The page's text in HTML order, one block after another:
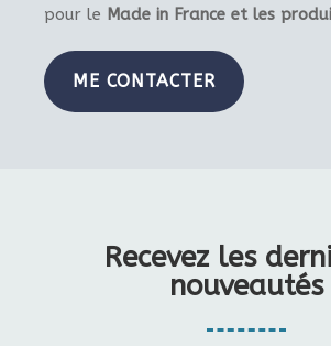
pour le Made in France et les
ME CONTACTER
Recevez les
nouveautés